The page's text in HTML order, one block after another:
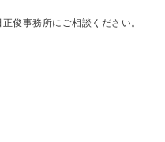
俊事務所にご相談ください。